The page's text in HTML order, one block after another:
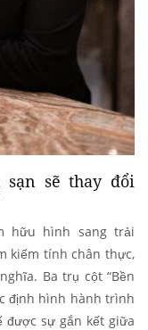
sẽ thay đổi
hữu hình sang trải
kiếm tính chân thực,
Ba trụ cột “Bền
định hình hành trình
sự gắn kết giữa